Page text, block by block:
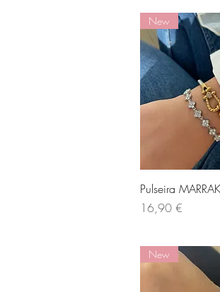
New
Pulseira
Preço
16,90 €
New